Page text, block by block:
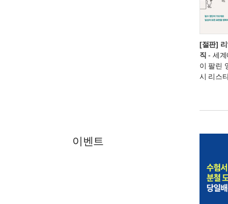
[절판]
직 - 세
이 팔린
시 리스
이벤트